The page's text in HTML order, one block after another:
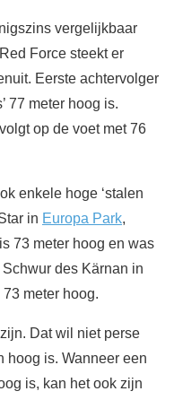
vergelijkbaar
Force steekt er
Eerste achtervolger
77 meter hoog is.
op de voet met 76
enkele hoge ‘stalen
in Europa Park,
73 meter hoog en was
des Kärnan in
meter hoog.
Dat wil niet perse
hoog is. Wanneer een
is, kan het ook zijn